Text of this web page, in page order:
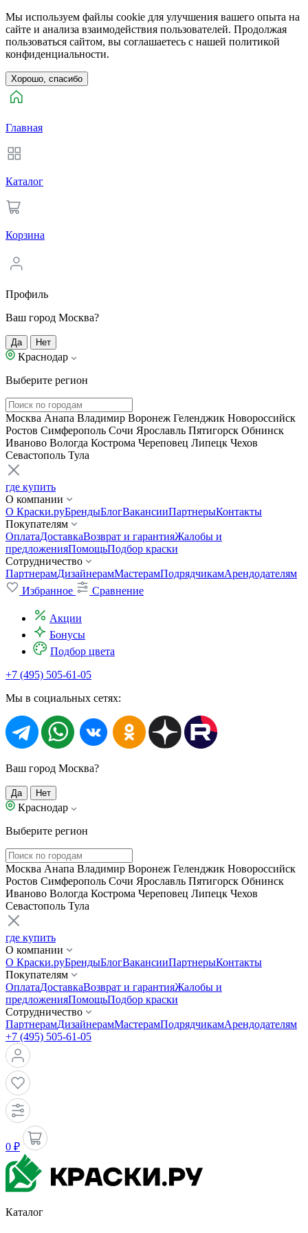
Мы используем файлы cookie для улучшения вашего опыта на
сайте и анализа взаимодействия пользователей. Продолжая
пользоваться сайтом, вы соглашаетесь с нашей политикой
конфиденциальности.
Хорошо, спасибо
Главная
Каталог
Корзина
Профиль
Ваш город Москва?
Да Нет
Краснодар
Выберите регион
Москва Анапа Владимир Воронеж Геленджик Новороссийск
Ростов Симферополь Сочи Ярославль Пятигорск Обнинск
Иваново Вологда Кострома Череповец Липецк Чехов
Севастополь Тула
где купить
О компании
О Краски.руБрендыБлогВакансииПартнерыКонтакты
Покупателям
ОплатаДоставкаВозврат и гарантияЖалобы и
предложенияПомощьПодбор краски
Сотрудничество
ПартнерамДизайнерамМастерамПодрядчикамАрендодателям
Избранное
Сравнение
Акции
Бонусы
Подбор цвета
+7 (495) 505-61-05
Мы в социальных сетях:
Ваш город Москва?
Да Нет
Краснодар
Выберите регион
Москва Анапа Владимир Воронеж Геленджик Новороссийск
Ростов Симферополь Сочи Ярославль Пятигорск Обнинск
Иваново Вологда Кострома Череповец Липецк Чехов
Севастополь Тула
где купить
О компании
О Краски.руБрендыБлогВакансииПартнерыКонтакты
Покупателям
ОплатаДоставкаВозврат и гарантияЖалобы и
предложенияПомощьПодбор краски
Сотрудничество
ПартнерамДизайнерамМастерамПодрядчикамАрендодателям
+7 (495) 505-61-05
0 ₽
Каталог